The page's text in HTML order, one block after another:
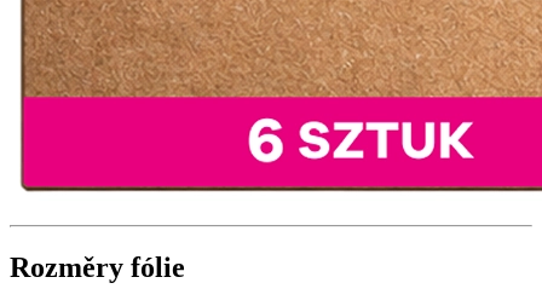
Rozměry fólie